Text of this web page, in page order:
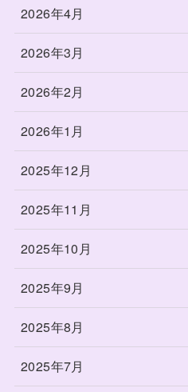
2026年4月
2026年3月
2026年2月
2026年1月
2025年12月
2025年11月
2025年10月
2025年9月
2025年8月
2025年7月